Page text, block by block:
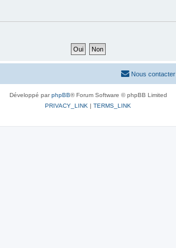
Nous contacter
Développé parphpBB® Forum Software © phpBB Limited
PRIVACY_LINK | TERMS_LINK